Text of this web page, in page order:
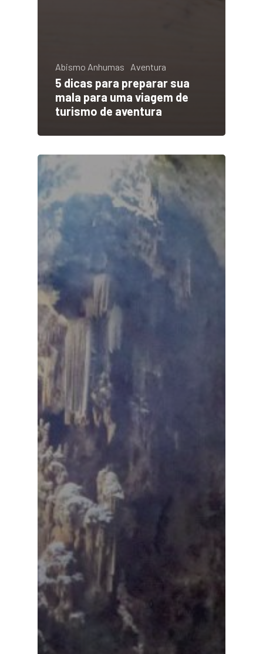
Abismo Anhumas Aventura
5 dicas para preparar sua
mala para uma viagem de
turismo de aventura